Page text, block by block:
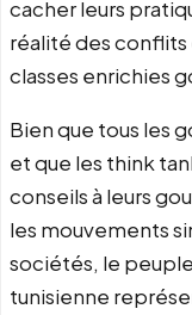
cacher leurs
réalité des conflits
classes enrichies
Bien que tous les
et que les think
conseils à leurs
les mouvements
sociétés, le
tunisienne